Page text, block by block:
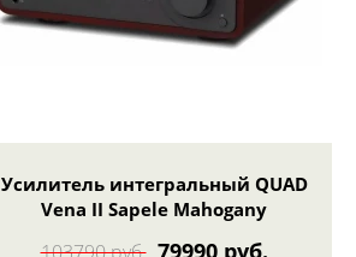
Усилитель интегральный QUAD
Vena II Sapele Mahogany
103790 руб. 79990 руб.